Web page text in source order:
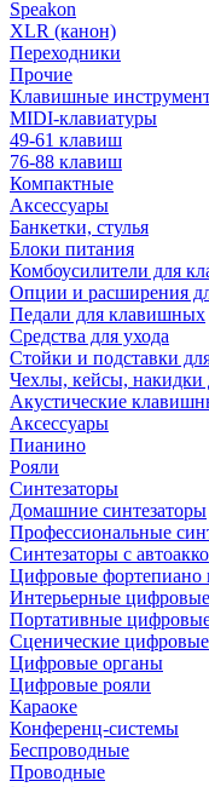
Speakon
XLR (канон)
Переходники
Прочие
Клавишные
MIDI-клавиатуры
49-61 клавиш
76-88 клавиш
Компактные
Аксессуары
Банкетки, стулья
Блоки питания
Комбоусилители для
Опции и расширения
Педали для клавишных
Средства для ухода
Стойки и подставки
Чехлы, кейсы,
Акустические
Аксессуары
Пианино
Рояли
Синтезаторы
Домашние синтезаторы
Профессиональные
Синтезаторы с
Цифровые фортепиано
Интерьерные
Портативные
Сценические
Цифровые органы
Цифровые рояли
Караоке
Конференц-системы
Беспроводные
Проводные